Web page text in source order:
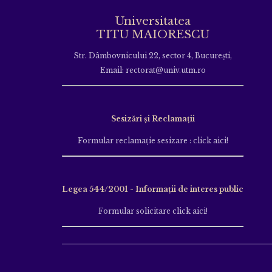
Universitatea
TITU MAIORESCU
Str. Dâmbovnicului 22, sector 4, București,
Email: rectorat@univ.utm.ro
Sesizări și Reclamații
Formular reclamație sesizare : click aici!
Legea 544/2001 - Informații de interes public
Formular solicitare click aici!